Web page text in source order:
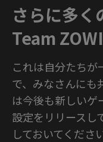
さらに多く
Team
これは自分たち
で、みなさんにも
は今後も新しいゲ
設定をリリースし
しておいてくださ